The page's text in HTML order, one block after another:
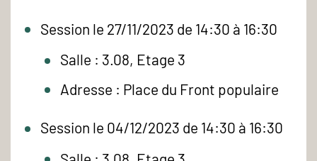
Session le 27/11/2023 de 14:30 à 16:30
Salle : 3.08, Etage 3
Adresse : Place du Front populaire
Session le 04/12/2023 de 14:30 à 16:30